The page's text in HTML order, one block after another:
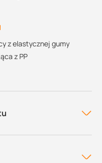
z elastycznej gumy
z PP